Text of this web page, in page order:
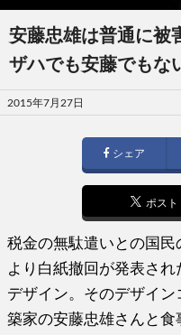
安藤忠雄は普通に被
ザハでも安藤でもな
投
稿
2015年7月27日
シェア
ポスト
税金の無駄遣いとの国
より白紙撤回が発表さ
デザイン。そのデザイ
築家の安藤忠雄さんと